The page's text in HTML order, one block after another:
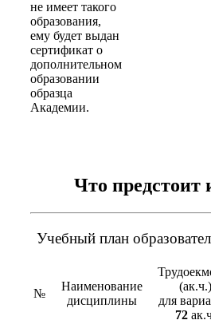
не имеет такого
образования,
ему будет выдан
сертификат о
дополнительном
образовании
образца
Академии.
Что предстоит
Учебный план
№
Наименование
дисциплины
(ак.ч.)
для
72